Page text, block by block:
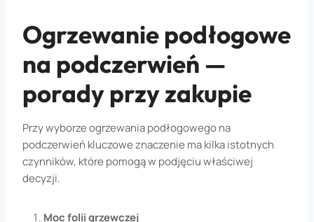
Ogrzewanie podłogowe
na podczerwień —
porady przy zakupie
Przy wyborze ogrzewania podłogowego na
podczerwień kluczowe znaczenie ma kilka istotnych
czynników, które pomogą w podjęciu właściwej
decyzji.
Moc folii grzewczej